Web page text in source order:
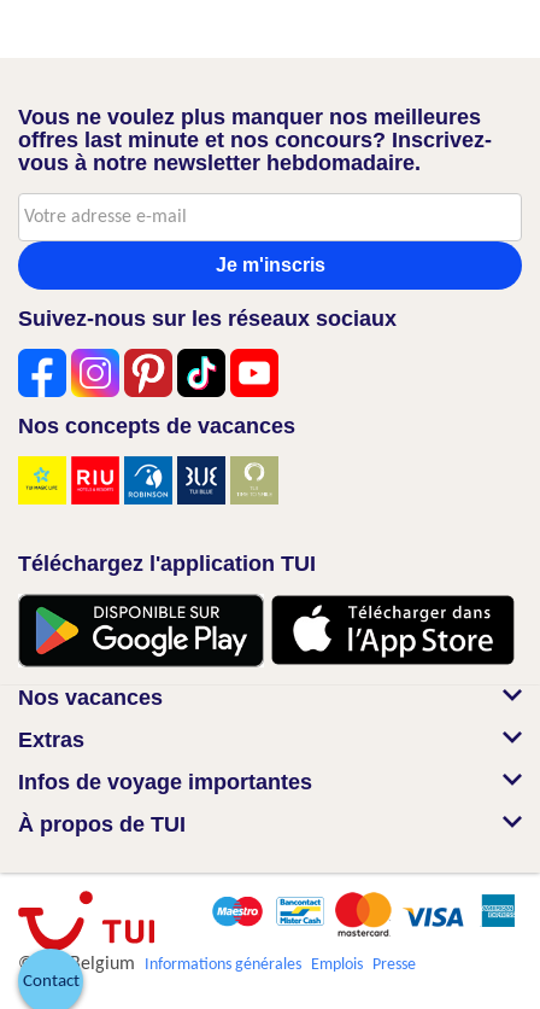
Vous ne voulez plus manquer nos meilleures
offres last minute et nos concours? Inscrivez-
vous à notre newsletter hebdomadaire.
Je m'inscris
Suivez-nous sur les réseaux sociaux
Nos concepts de vacances
Téléchargez l'application TUI
Nos vacances
Extras
Infos de voyage importantes
À propos de TUI
© TUI Belgium Informations générales Emplois Presse
Contact